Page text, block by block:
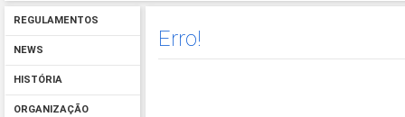
REGULAMENTOS
NEWS
HISTÓRIA
ORGANIZAÇÃO
Erro!